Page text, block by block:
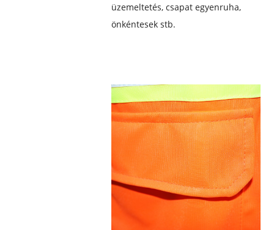
üzemeltetés, csapat egyenruha,
önkéntesek stb.